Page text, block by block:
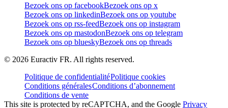
Bezoek ons op facebookBezoek ons op x
Bezoek ons op linkedinBezoek ons op youtube
Bezoek ons op rss-feedBezoek ons op instagram
Bezoek ons op mastodonBezoek ons op telegram
Bezoek ons op blueskyBezoek ons op threads
© 2026 Euractiv FR. All rights reserved.
Politique de confidentialitéPolitique cookies
Conditions généralesConditions d’abonnement
Conditions de vente
This site is protected by reCAPTCHA, and the Google Privacy